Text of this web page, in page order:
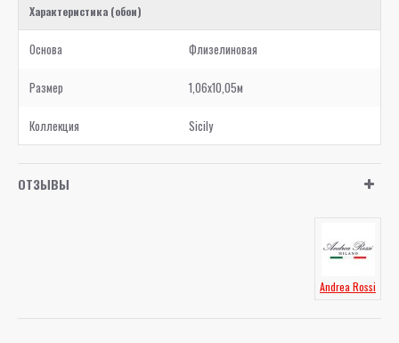
Характеристика (обои)
Основа Флизелиновая
Размер 1,06x10,05м
Коллекция Sicily
ОТЗЫВЫ
Andrea Rossi